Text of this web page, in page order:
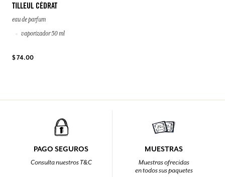
TILLEUL CÉDRAT
eau de parfum
vaporizador 50 ml
$ 74.00
PAGO SEGUROS
Consulta nuestros T&C
MUESTRAS
Muestras ofrecidas
en todos sus paquetes